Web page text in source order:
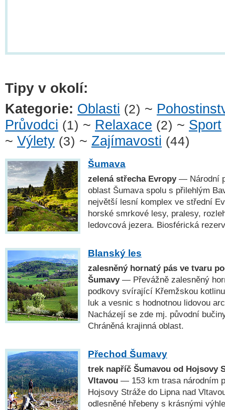
Tipy v okolí:
Kategorie: Oblasti (2) ~
Průvodci (1) ~ Relaxace (2) ~ Sport
~ Výlety (3) ~ Zajímavosti (44)
Šumava
zelená střecha Evropy— Národní
oblast Šumava spolu s přilehlým
největší lesní komplex ve střední
horské smrkové lesy, pralesy,
ledovcová jezera. Biosférická
Blanský les
zalesněný hornatý pás ve tvaru
Šumavy— Převážně zalesněný
podkovy svírající Křemžskou
luk a vesnic s hodnotnou lidovou
Nacházejí se zde mj. původní
Chráněná krajinná oblast.
Přechod Šumavy
trek napříč Šumavou od Hojsovy
Vltavou — 153 km trasa národním
Hojsovy Stráže do Lipna nad
odlesněné hřebeny s krásnými